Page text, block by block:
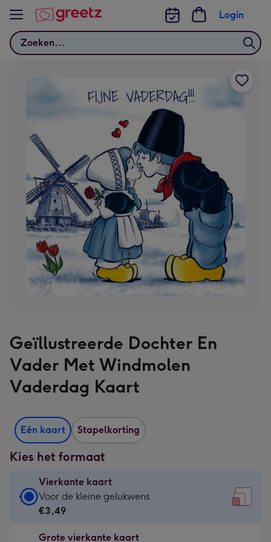
Bekijk meer
Zoeken
Login
Geïllustreerde Dochter En
Vader Met Windmolen
Vaderdag Kaart
Eén kaart Stapelkorting
Kies het formaat
Vierkante kaart
Vierkante
kaart
€3,49
Voor de kleine gelukwens
€3,49
Grote vierkante kaart